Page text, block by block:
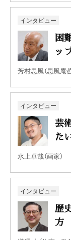
インタビュー
困
ッ
芳村思風（思風庵
インタビュー
芸
た
水上卓哉（画家）
インタビュー
歴
方